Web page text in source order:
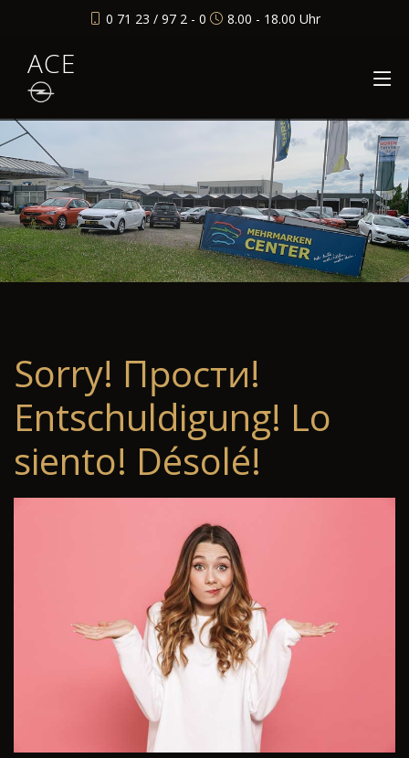
0 71 23 / 97 2 - 0 8.00 - 18.00 Uhr
ACE
Sorry! Прости!
Entschuldigung! Lo
siento! Désolé!